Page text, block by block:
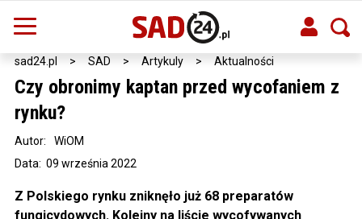
sad24.pl > SAD > Artykuly > Aktualności
Czy obronimy kaptan przed wycofaniem z
rynku?
Data: 09 września 2022
Autor: WiOM
Z Polskiego rynku zniknęło już 68 preparatów
fungicydowych. Kolejny na liście wycofywanych